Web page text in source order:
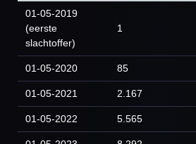
01-05-2019
(eerste
slachtoffer)
1
01-05-2020 85
01-05-2021 2.167
01-05-2022 5.565